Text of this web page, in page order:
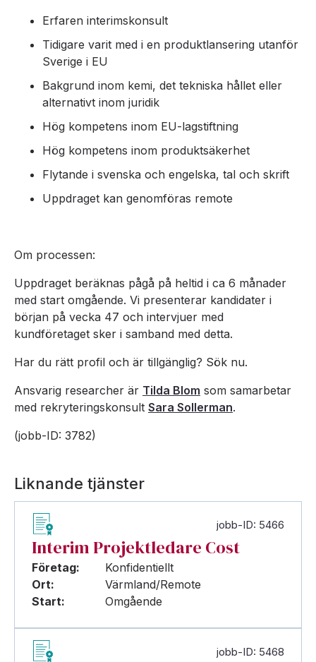
Erfaren interimskonsult
Tidigare varit med i en produktlansering utanför
Sverige i EU
Bakgrund inom kemi, det tekniska hållet eller
alternativt inom juridik
Hög kompetens inom EU-lagstiftning
Hög kompetens inom produktsäkerhet
Flytande i svenska och engelska, tal och skrift
Uppdraget kan genomföras remote
Om processen:
Uppdraget beräknas pågå på heltid i ca 6 månader
med start omgående. Vi presenterar kandidater i
början på vecka 47 och intervjuer med
kundföretaget sker i samband med detta.
Har du rätt profil och är tillgänglig? Sök nu.
Ansvarig researcher är Tilda Blom som samarbetar
med rekryteringskonsult Sara Sollerman.
(jobb-ID: 3782)
Liknande tjänster
jobb-ID: 5466
Interim Projektledare Cost
Företag:
Konfidentiellt
Ort:
Värmland/Remote
Start:
Omgående
jobb-ID: 5468